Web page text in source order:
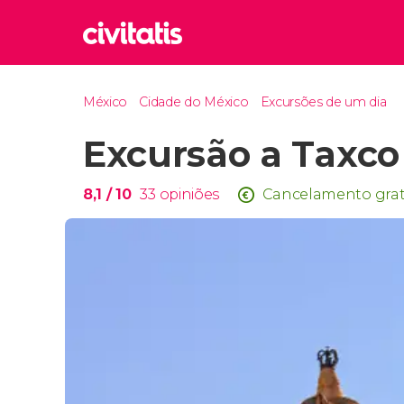
Roma
Itália
Reino
México Cidade do México Excursões de um dia
Excursão a
8,1 / 10 33 opiniões Cancelamento